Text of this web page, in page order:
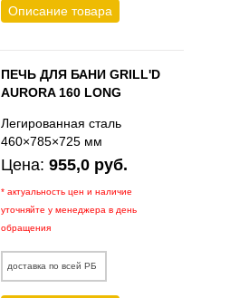
Описание товара
ПЕЧЬ ДЛЯ БАНИ GRILL'D
AURORA 160 LONG
Легированная сталь
460×785×725 мм
Цена:955,0 руб.
* актуальность цен и наличие
уточняйте у менеджера в день
обращения
доставка по всей РБ